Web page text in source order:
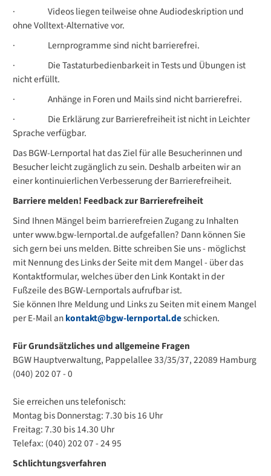
·
Videos liegen teilweise ohne Audiodeskription und
ohne Volltext-Alternative vor.
·
Lernprogramme sind nicht barrierefrei.
·
Die Tastaturbedienbarkeit in Tests und Übungen ist
nicht erfüllt.
·
Anhänge in Foren und Mails sind nicht barrierefrei.
·
Die Erklärung zur Barrierefreiheit ist nicht in Leichter
Sprache verfügbar.
Das BGW-Lernportal hat das Ziel für alle Besucherinnen und
Besucher leicht zugänglich zu sein. Deshalb arbeiten wir an
einer kontinuierlichen Verbesserung der Barrierefreiheit.
Barriere melden! Feedback zur Barrierefreiheit
Sind Ihnen Mängel beim barrierefreien Zugang zu Inhalten
unter www.bgw-lernportal.de aufgefallen? Dann können Sie
sich gern bei uns melden. Bitte schreiben Sie uns - möglichst
mit Nennung des Links der Seite mit dem Mangel - über das
Kontaktformular, welches über den Link Kontakt in der
Fußzeile des BGW-Lernportals aufrufbar ist.
Sie können Ihre Meldung und Links zu Seiten mit einem Mangel
per E-Mail ankontakt@bgw-lernportal.deschicken.
Für Grundsätzliches und allgemeine Fragen
BGW Hauptverwaltung, Pappelallee 33/35/37, 22089 Hamburg
(040) 202 07 - 0
Sie erreichen uns telefonisch:
Montag bis Donnerstag: 7.30 bis 16 Uhr
Freitag: 7.30 bis 14.30 Uhr
Telefax: (040) 202 07 - 24 95
Schlichtungsverfahren